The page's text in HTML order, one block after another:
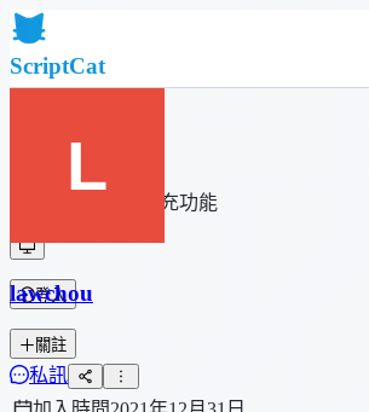
ScriptCat
瀏覽器擴充功能
登入
lawchou
關註
私訊